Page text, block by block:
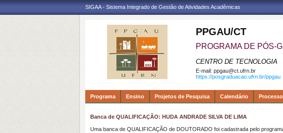
SIGAA - Sistema Integrado de Gestão de Atividades Acadêmicas
PPGAU/CT
PROGRAMA DE PÓS-
CENTRO DE TECNOLOGIA
E-mail: ppgau@ct.ufrn.br
https://posgraduacao.ufrn.br/ppgau
Programa Ensino Projetos de Pesquisa Calendário
Banca de QUALIFICAÇÃO: HUDA ANDRADE SILVA DE LIMA
Uma banca de QUALIFICAÇÃO de DOUTORADO foi cadastrada pelo